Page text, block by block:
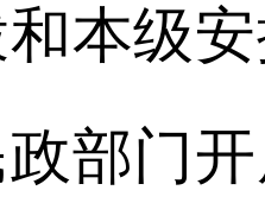
本级
部门